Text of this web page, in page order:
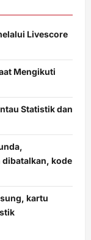
Livescore
Mengikuti
Statistik dan
kode
kartu